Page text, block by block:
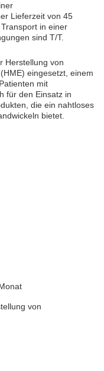
Lieferzeit von 45
in einer
sind T/T.
Herstellung von
eingesetzt, einem
mit
für den Einsatz in
die ein nahtloses
bietet.
von